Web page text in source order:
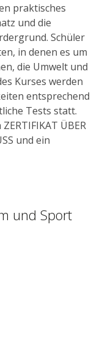
praktisches
und die
Schüler
in denen es um
die Umwelt und
Kurses werden
entsprechend
Tests statt.
ÜBER
und ein
und Sport